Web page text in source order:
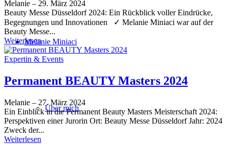
Melanie Miniaci
Über mich
Melanie – 29. März 2024
Beauty Messe Düsseldorf 2024: Ein Rückblick voller Eindrücke,
Begegnungen und Innovationen ✓ Melanie Miniaci war auf der
Beauty Messe...
Weiterlesen
Expertin & Events
Permanent BEAUTY Masters 2024
Melanie – 27. März 2024
Ein Einblick in die Permanent Beauty Masters Meisterschaft 2024:
Perspektiven einer Jurorin Ort: Beauty Messe Düsseldorf Jahr: 2024
Zweck der...
Weiterlesen